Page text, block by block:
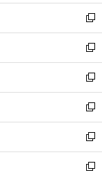
開
く
ウ
で
開
く
ン
ド
ウ
で
開
く
し
い
ウ
ィ
ン
ド
ウ
で
開
く
新
し
い
ウ
ィ
ン
ド
ウ
で
開
く
新
し
い
ウ
ィ
ン
ド
ウ
で
新
し
い
ウ
ィ
ン
ド
新
し
い
ウ
ィ
新
し
い
新